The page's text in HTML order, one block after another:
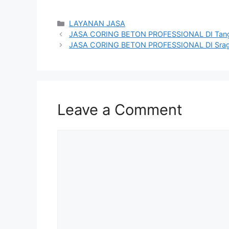
Categories
LAYANAN JASA
JASA CORING BETON PROFESSIONAL DI
JASA CORING BETON PROFESSIONAL DI
Leave a Comment